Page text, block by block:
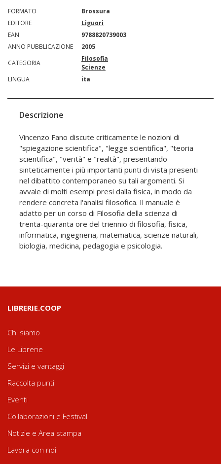
FORMATO
Brossura
EDITORE
Liguori
EAN
9788820739003
ANNO PUBBLICAZIONE
2005
CATEGORIA
Filosofia
Scienze
LINGUA
ita
Descrizione
Vincenzo Fano discute criticamente le nozioni di
"spiegazione scientifica", "legge scientifica", "teoria
scientifica", "verità" e "realtà", presentando
sinteticamente i più importanti punti di vista presenti
nel dibattito contemporaneo su tali argomenti. Si
avvale di molti esempi presi dalla fisica, in modo da
rendere concreta l'analisi filosofica. Il manuale è
adatto per un corso di Filosofia della scienza di
trenta-quaranta ore del triennio di filosofia, fisica,
informatica, ingegneria, matematica, scienze naturali,
biologia, medicina, pedagogia e psicologia.
LIBRERIE.COOP
Chi siamo
Le Librerie
Servizi e vantaggi
Raccolta punti
Eventi
Collaborazioni e Festival
Notizie e Area stampa
Lavora con noi